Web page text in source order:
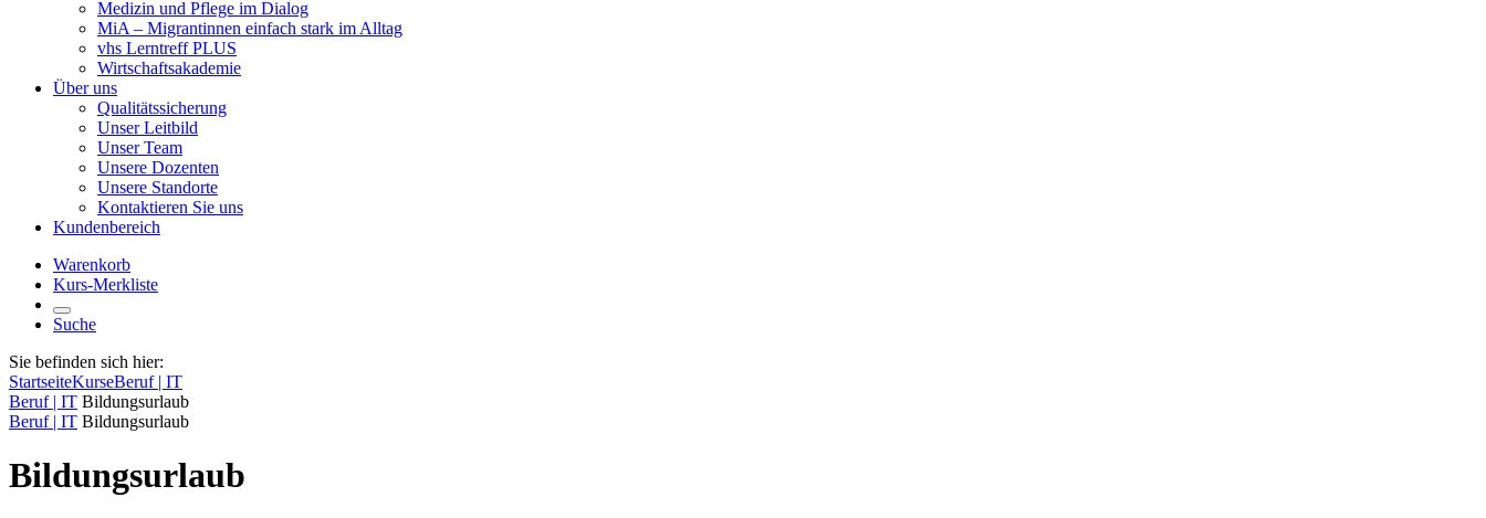
Medizin und Pflege im Dialog
MiA – Migrantinnen einfach stark im Alltag
vhs Lerntreff PLUS
Wirtschaftsakademie
Über uns
Qualitätssicherung
Unser Leitbild
Unser Team
Unsere Dozenten
Unsere Standorte
Kontaktieren Sie uns
Kundenbereich
Warenkorb
Kurs-Merkliste
Suche
Sie befinden sich hier:
StartseiteKurseBeruf | IT
Beruf | IT Bildungsurlaub
Beruf | IT Bildungsurlaub
Bildungsurlaub